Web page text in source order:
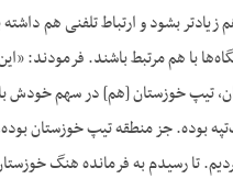
زیادتر بشود و ارتباط تلفنی هم
با هم مرتبط باشند.
تیپ خوزستان [هم] در سهم
بوده. جز منطقه تیپ خوزستان
کردیم. تا رسیدم به فرمانده هنگ